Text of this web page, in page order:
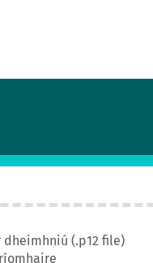
dheimhniú (.p12 file)